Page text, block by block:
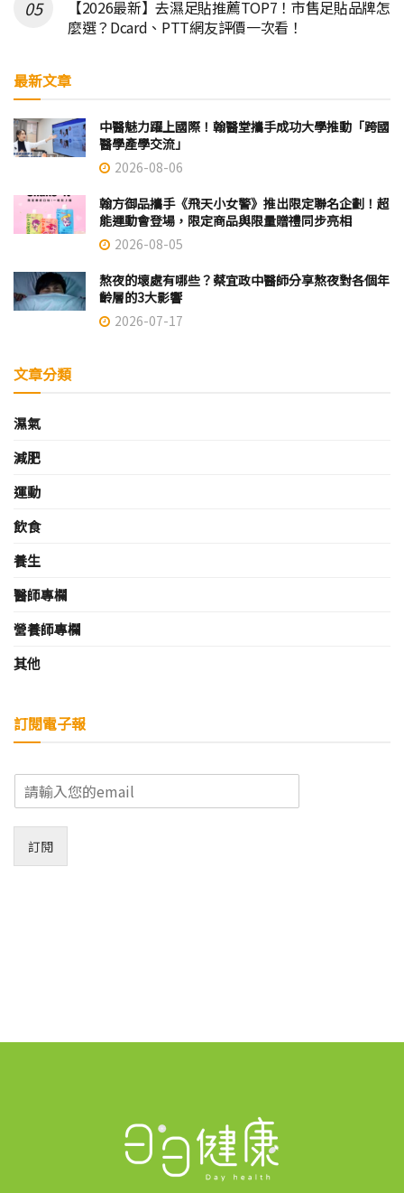
【2026最新】去濕足貼推薦TOP7！市售足貼品牌怎
麼選？Dcard、PTT網友評價一次看！
最新文章
中醫魅力躍上國際！翰醫堂攜手成功大學推動「跨國
醫學產學交流」
2026-08-06
翰方御品攜手《飛天小女警》推出限定聯名企劃！超
能運動會登場，限定商品與限量贈禮同步亮相
2026-08-05
熬夜的壞處有哪些？蔡宜政中醫師分享熬夜對各個年
齡層的3大影響
2026-07-17
文章分類
濕氣
減肥
運動
飲食
養生
醫師專欄
營養師專欄
其他
訂閱電子報
E
m
*
訂閱